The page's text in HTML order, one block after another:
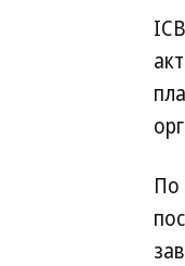
По